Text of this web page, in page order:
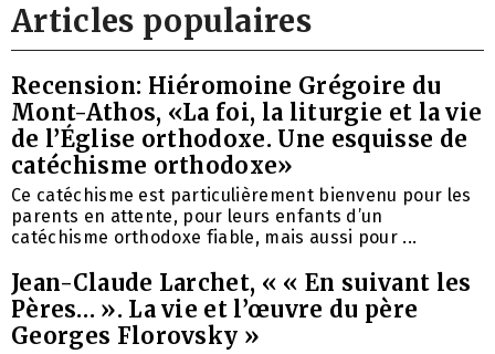
Articles populaires
Recension: Hiéromoine Grégoire du
Mont-Athos, «La foi, la liturgie et la vie
de l’Église orthodoxe. Une esquisse de
catéchisme orthodoxe»
Ce catéchisme est particulièrement bienvenu pour les
parents en attente, pour leurs enfants d’un
catéchisme orthodoxe fiable, mais aussi pour ...
Jean-Claude Larchet, « « En suivant les
Pères… ». La vie et l’œuvre du père
Georges Florovsky »